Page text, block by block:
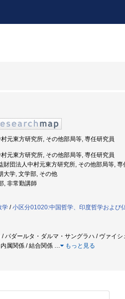
元東方研究所, その他部局等, 専任研究員
元東方研究所, その他部局等, 専任研究員
団法人中村元東方研究所, その他部局等, 専
大学, 文学部, その他
, 非常勤講師
学 /小区分01020:中国哲学、印度哲学および
パダールタ・ダルマ・サングラハ / ヴァイ
属関係 / 結合関係 … もっと見る